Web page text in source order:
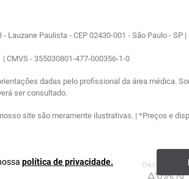
política de privacidade.
Paulista - CEP 02430-001 - São Paulo - SP
CMVS - 355030801-477-000356-1-0
dadas pelo profissional da área médica.
ser consultado.
site são meramente ilustrativas. | *Preços e